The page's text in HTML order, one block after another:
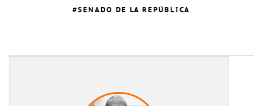
SENADO DE LA REPÚBLICA